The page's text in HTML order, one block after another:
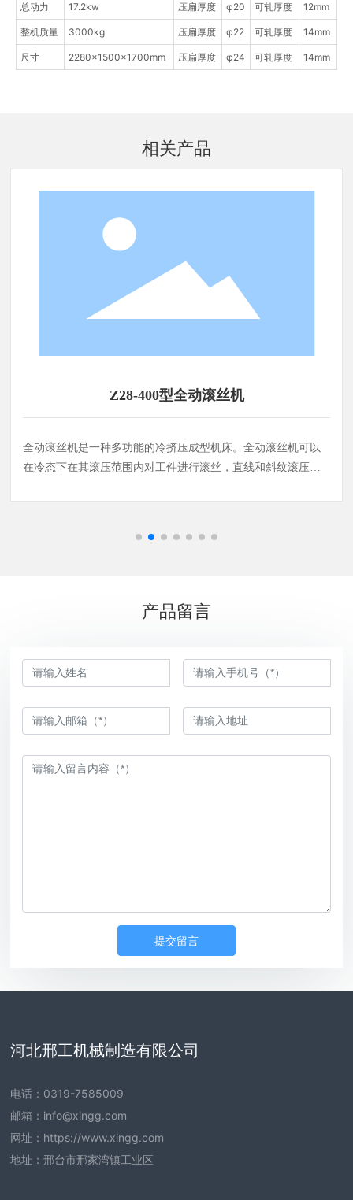
总动力 17.2kw 压扁厚度 φ20 可轧厚度 12mm
整机质量 3000kg 压扁厚度 φ22 可轧厚度 14mm
尺寸 2280×1500×1700mm 压扁厚度 φ24 可轧厚度 14mm
相关产品
Z28-400型全动滚丝机
全动滚丝机是一种多功能的冷挤压成型机床。全动滚丝机可以
在冷态下在其滚压范围内对工件进行滚丝，直线和斜纹滚压处
产品留言
提交留言
河北邢工机械制造有限公司
电话： 0319-7585009
邮箱： info@xingg.com
网址： https://www.xingg.com
地址：邢台市邢家湾镇工业区